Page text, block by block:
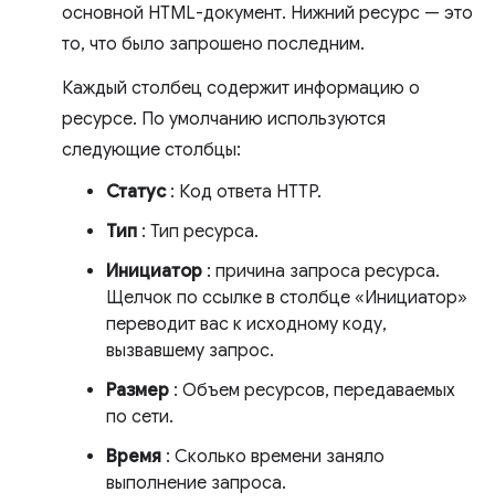
основной HTML-документ. Нижний ресурс — это
то, что было запрошено последним.
Каждый столбец содержит информацию о
ресурсе. По умолчанию используются
следующие столбцы:
Статус: Код ответа HTTP.
Тип : Тип ресурса.
Инициатор : причина запроса ресурса.
Щелчок по ссылке в столбце «Инициатор»
переводит вас к исходному коду,
вызвавшему запрос.
Размер : Объем ресурсов, передаваемых
по сети.
Время : Сколько времени заняло
выполнение запроса.